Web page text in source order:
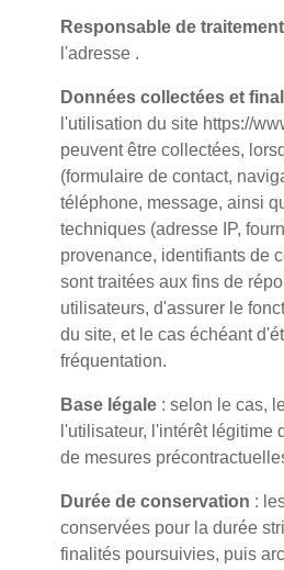
Responsable de traitement
l'adresse .
Données collectées et
l'utilisation du site https://
peuvent être collectées,
(formulaire de contact,
téléphone, message, ainsi
techniques (adresse IP,
provenance, identifiants de
sont traitées aux fins de
utilisateurs, d'assurer le
du site, et le cas échéant
fréquentation.
Base légale : selon le cas,
l'utilisateur, l'intérêt légitime
de mesures
Durée de conservation :
conservées pour la durée
finalités poursuivies, puis